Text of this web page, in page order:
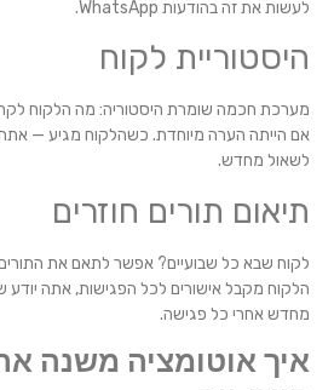
לעשות את זה בהודעות WhatsApp.
היסטוריית לקוח
מערכת חכמה שומרת היסטוריה: מה הלקוח
אם הייתה הערה מיוחדת. כשהלקוח מגיע —
לשאול מחדש.
תיאום תורים חוזרים
לקוח שבא כל שבועיים? אפשר לתאם את
הלקוח מקבל אישורים לכל הפגישות, אתה יודע
מחדש אחרי כל פגישה.
איך אוטומציה משנה